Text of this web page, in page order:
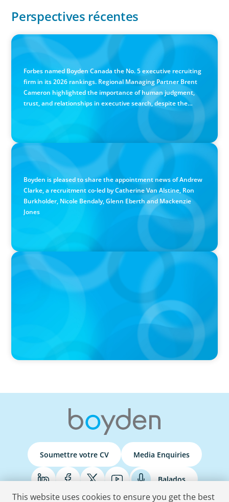
Perspectives récentes
Canadian Recruitment Trends and Use of AI
Forbes named Boyden Canada the No. 5 executive recruiting
firm in its 2026 rankings. Regional Managing Partner Brent
Cameron highlighted the importance of human judgment,
trust, and relationships in executive search, despite the
Calgary Co-op Proudly Announces New CEO
Boyden is pleased to share the appointment news of Andrew
Clarke, a recruitment co-led by Catherine Van Alstine, Ron
Burkholder, Nicole Bendaly, Glenn Eberth and Mackenzie
Jones
Boyden Named a Top 5 Executive Search Firm in Canada
by Forbes
Soumettre votre CV Media Enquiries
Balados
This website uses cookies to ensure you get the best